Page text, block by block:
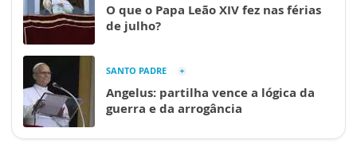
O que o Papa Leão XIV fez nas férias
de julho?
SANTO PADRE
Angelus: partilha vence a lógica da
guerra e da arrogância